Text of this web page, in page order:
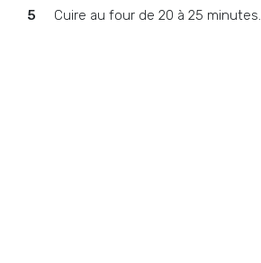
Cuire au four de 20 à 25 minutes.